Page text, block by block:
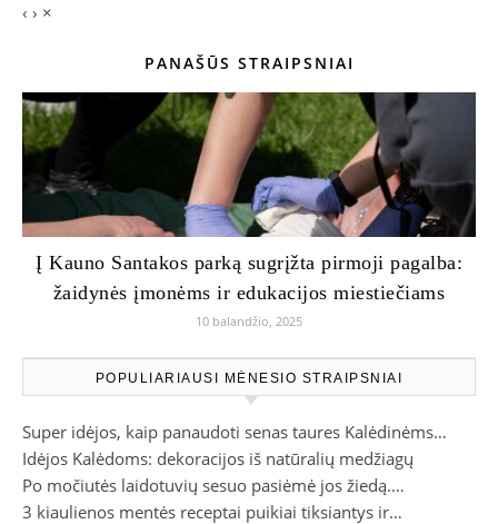
‹ › ×
PANAŠŪS STRAIPSNIAI
Į Kauno Santakos parką sugrįžta pirmoji pagalba:
žaidynės įmonėms ir edukacijos miestiečiams
10 balandžio, 2025
POPULIARIAUSI MĖNESIO STRAIPSNIAI
Super idėjos, kaip panaudoti senas taures Kalėdinėms…
Idėjos Kalėdoms: dekoracijos iš natūralių medžiagų
Po močiutės laidotuvių sesuo pasiėmė jos žiedą.…
3 kiaulienos mentės receptai puikiai tiksiantys ir…